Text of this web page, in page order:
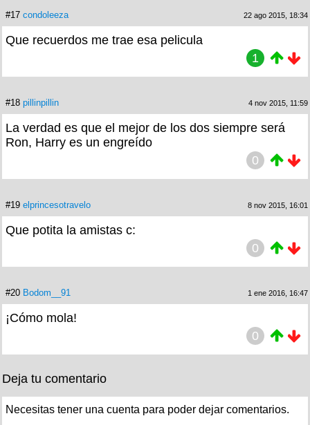
#17 condoleeza 22 ago 2015, 18:34
Que recuerdos me trae esa pelicula
1
#18 pillinpillin 4 nov 2015, 11:59
La verdad es que el mejor de los dos siempre será
Ron, Harry es un engreído
0
#19 elprincesotravelo 8 nov 2015, 16:01
Que potita la amistas c:
0
#20 Bodom__91 1 ene 2016, 16:47
¡Cómo mola!
0
Deja tu comentario
Necesitas tener una cuenta para poder dejar comentarios.